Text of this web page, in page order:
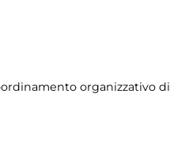
organizzativo di